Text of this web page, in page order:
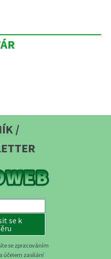
/
se k
se zpracováním
účelem zasílání